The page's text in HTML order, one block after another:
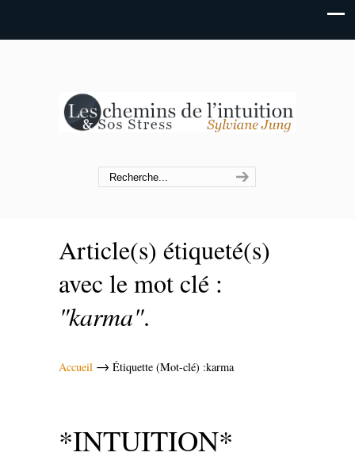
Article(s) étiqueté(s)
avec le mot clé :
"karma".
Accueil → Étiquette (Mot-clé) :karma
*INTUITION*